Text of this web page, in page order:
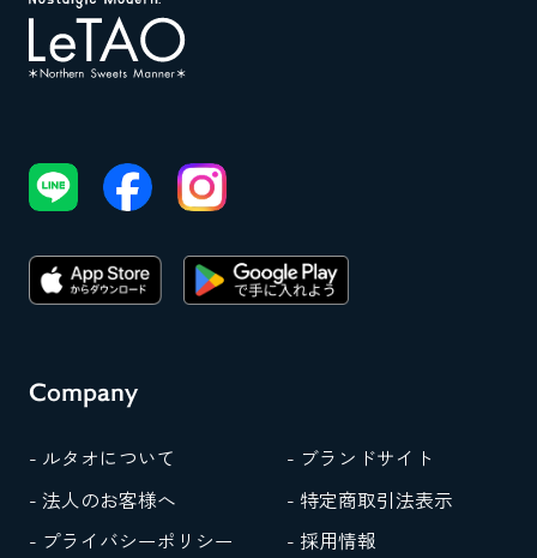
Company
- ルタオについて
- ブランドサイト
- 法人のお客様へ
- 特定商取引法表示
- プライバシーポリシー
- 採用情報